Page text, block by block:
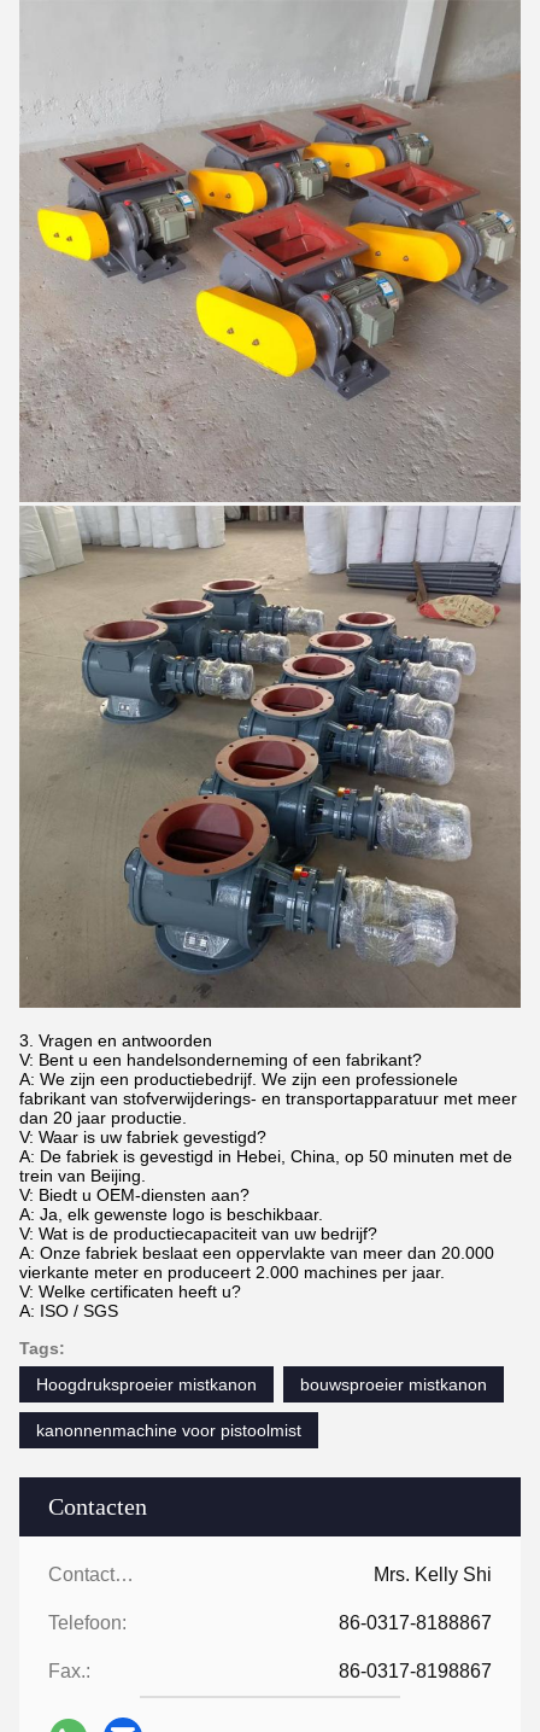
Contacten
Contacten: Mrs. Kelly Shi
Telefoon: 86-0317-8188867
Fax.: 86-0317-8198867
3. Vragen en antwoorden
V: Bent u een handelsonderneming of een fabrikant?
A: We zijn een productiebedrijf. We zijn een professionele
fabrikant van stofverwijderings- en transportapparatuur met meer
dan 20 jaar productie.
V: Waar is uw fabriek gevestigd?
A: De fabriek is gevestigd in Hebei, China, op 50 minuten met de
trein van Beijing.
V: Biedt u OEM-diensten aan?
A: Ja, elk gewenste logo is beschikbaar.
V: Wat is de productiecapaciteit van uw bedrijf?
A: Onze fabriek beslaat een oppervlakte van meer dan 20.000
vierkante meter en produceert 2.000 machines per jaar.
V: Welke certificaten heeft u?
A: ISO / SGS
Tags:
Hoogdruksproeier mistkanon
bouwsproeier mistkanon
kanonnenmachine voor pistoolmist